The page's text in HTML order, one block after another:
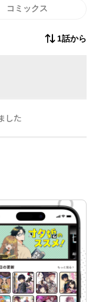
コミックス
1話から
した